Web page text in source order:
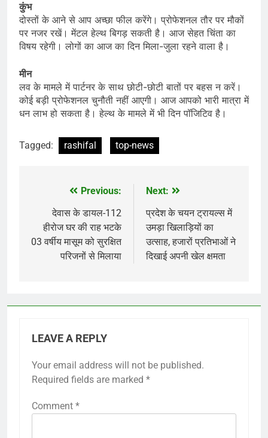
कुंभ
दोस्तों के आने से आप अच्छा फील करेंगे। प्रोफेशनल तौर पर मौकों
पर नजर रखें। मेंटल हेल्थ बिगड़ सकती है। आज सेहत चिंता का
विषय रहेगी। लोगों का आज का दिन मिला-जुला रहने वाला है।
मीन
लव के मामले में पार्टनर के साथ छोटी-छोटी बातों पर बहस न करें।
कोई बड़ी प्रोफेशनल चुनौती नहीं आएगी। आज आपको भारी मात्रा में
धन लाभ हो सकता है। हेल्थ के मामले में भी दिन पॉजिटिव है।
Tagged: rashifal top-news
navigation
Previous:
देवास के डायल-112
हीरोज घर की राह भटके
03 वर्षीय मासूम को सुरक्षित
परिजनों से मिलाया
Next:
प्रदेश के चयन ट्रायल्स में
उमड़ा खिलाड़ियों का
उत्साह, हजारों प्रतिभाओं ने
दिखाई अपनी खेल क्षमता
LEAVE A REPLY
Your email address will not be published.
Required fields are marked *
Comment *